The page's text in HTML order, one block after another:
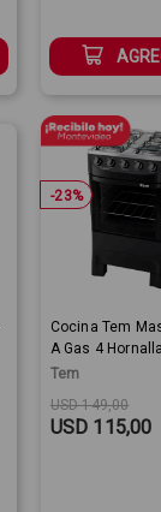
Cocina Tem
A Gas 4
Tem
Original
USD 149,00
Sale Price:
USD 115,00
-23%